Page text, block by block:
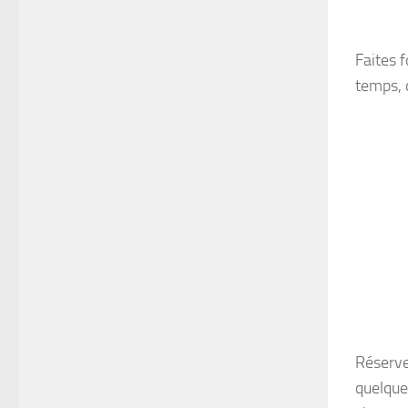
Faites
temps,